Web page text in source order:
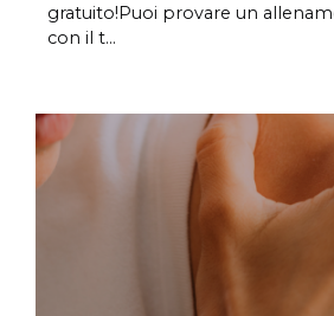
gratuito!Puoi provare un
con il t...